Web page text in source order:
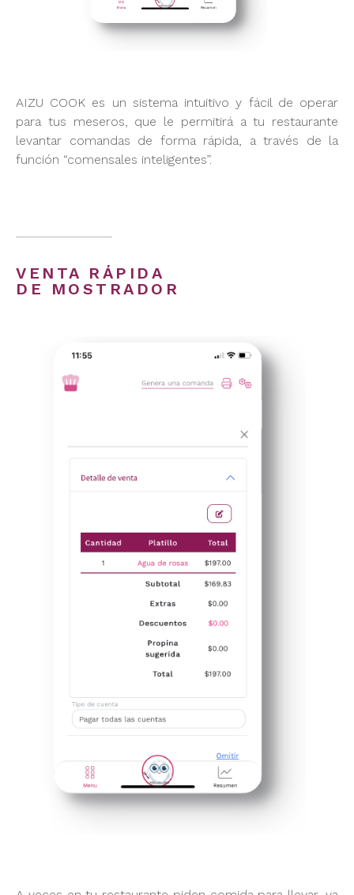
AIZU COOK es un sistema intuitivo y fácil de operar
para tus meseros, que le permitirá a tu restaurante
levantar comandas de forma rápida, a través de la
función “comensales inteligentes”.
VENTA RÁPIDA
DE MOSTRADOR